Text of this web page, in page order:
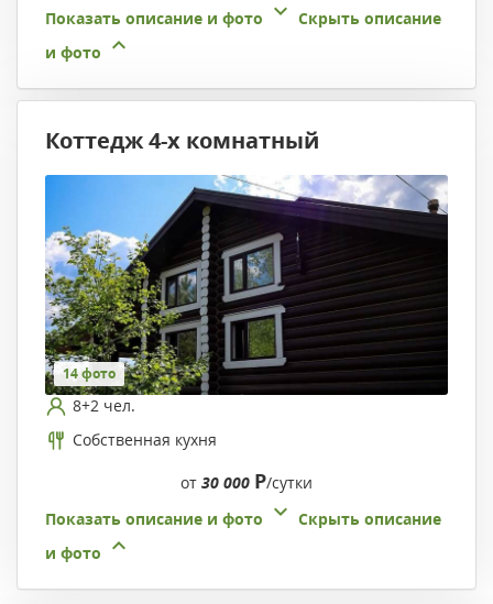
Показать описание и фото
Скрыть описание
и фото
Коттедж 4-х комнатный
14 фото
8+2 чел.
Собственная кухня
от 30 000 Р/сутки
Показать описание и фото
Скрыть описание
и фото